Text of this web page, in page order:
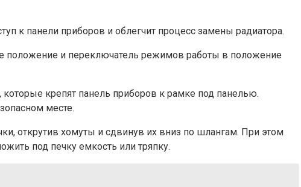
к панели приборов и облегчит процесс замены радиатора.
положение и переключатель режимов работы в положение
которые крепят панель приборов к рамке под панелью.
месте.
открутив хомуты и сдвинув их вниз по шлангам. При этом
под печку емкость или тряпку.